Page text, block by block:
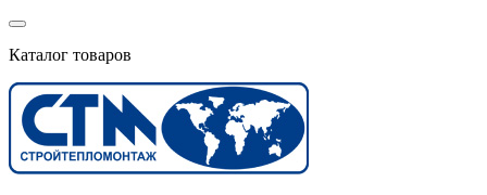
Каталог товаров